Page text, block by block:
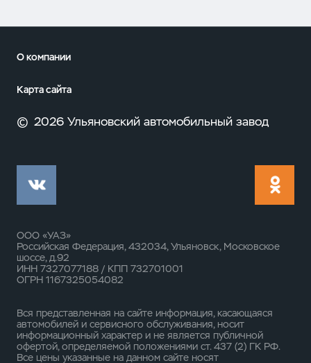
О компании
Карта сайта
© 2026 Ульяновский автомобильный завод
ООО «УАЗ»
Российская Федерация, 432034, Ульяновск, Московское
шоссе, д.92
ИНН 7327077188 / КПП 732701001
ОГРН 1167325054082
Вся представленная на сайте информация, касающаяся
автомобилей и сервисного обслуживания, носит
информационный характер и не является публичной
офертой, определяемой положениями ст. 437 (2) ГК РФ.
Все цены указанные на данном сайте носят